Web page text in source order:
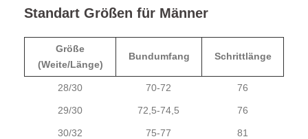
Standart Größen für Männer
Größe
(Weite/Länge)
Bundumfang Schrittlänge
28/30 70-72 76
29/30 72,5-74,5 76
30/32 75-77 81